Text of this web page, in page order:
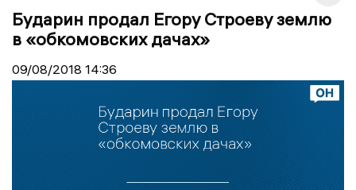
Бударин продал Егору Строеву землю
в «обкомовских дачах»
09/08/2018 14:36